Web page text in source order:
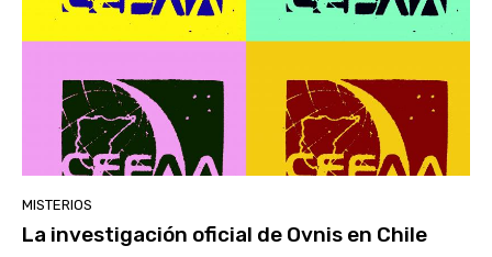
MISTERIOS
La investigación oficial de Ovnis en Chile